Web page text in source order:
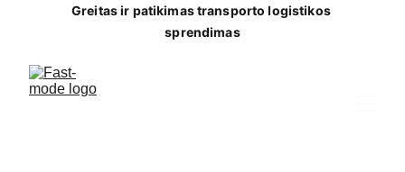
Greitas ir patikimas transporto logistikos
sprendimas